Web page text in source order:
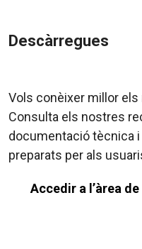
Descàrregues
Vols conèixer millor
Consulta els nostres
documentació tècnica
preparats per als
Accedir a l’àrea